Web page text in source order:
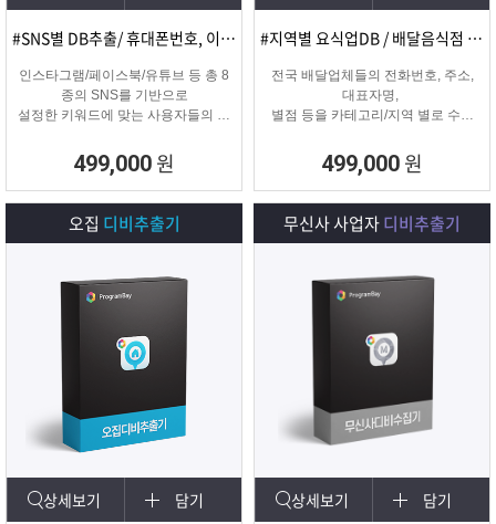
#SNS별 DB추출/ 휴대폰번호, 이메일추출
인스타그램/페이스북/유튜브 등 총 8
종의 SNS를 기반으로
설정한 키워드에 맞는 사용자들의 휴
추출하여 영업 및 마케팅에 활용 할
수 있는 프로그램입니다.
499,000 원
#지역별 요식업DB / 배달음식점 전화번호
전국 배달업체들의 전화번호, 주소,
대표자명,
별점 등을 카테고리/지역 별로 수집
타겟 마케팅용 DB를 수집해주는 프
로그램입니다.
499,000 원
오집 디비추출기
상세보기 담기
무신사 사업자디비추출기
상세보기 담기